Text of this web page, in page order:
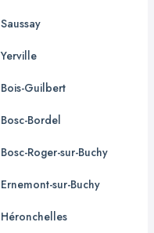
Saussay
Yerville
Bois-Guilbert
Bosc-Bordel
Bosc-Roger-sur-Buchy
Ernemont-sur-Buchy
Héronchelles